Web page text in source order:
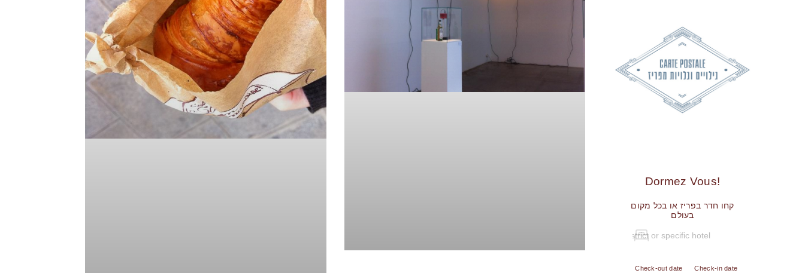
!Dormez Vous
קחו חדר בפריז או בכל מקום
בעולם
Check-in date
Check-out date